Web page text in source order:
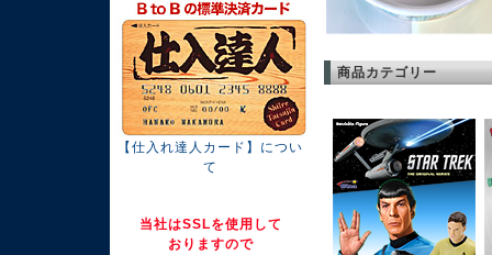
商品カテゴリー
【仕入れ達人カード】につい
て
当社はSSLを使用して
おりますので